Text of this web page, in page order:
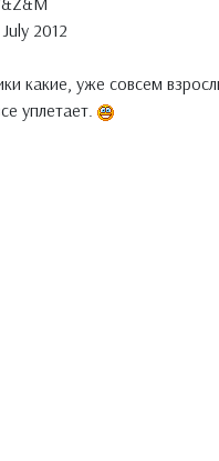
2012
какие, уже совсем
уплетает.